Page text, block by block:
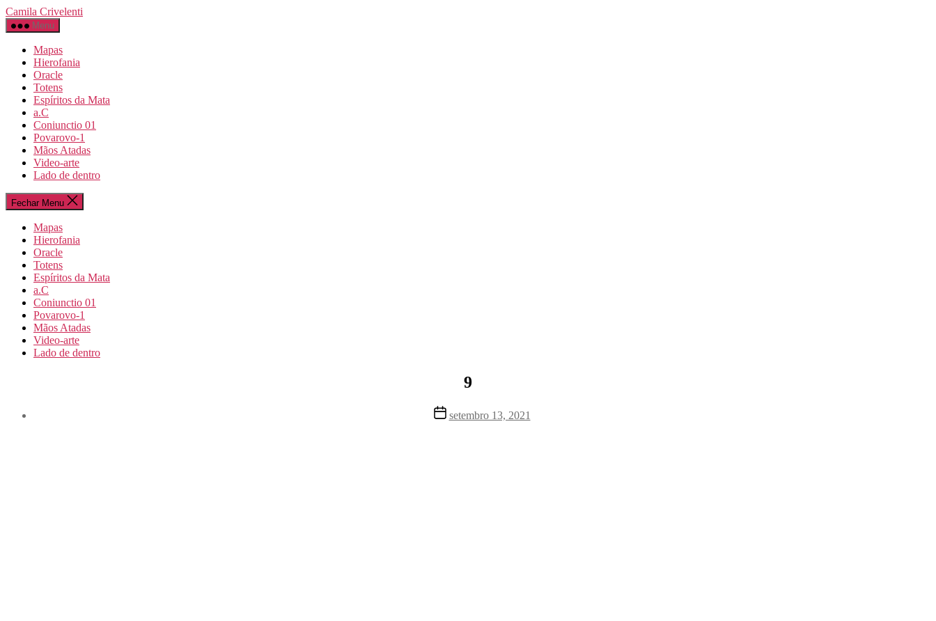
Camila Crivelenti
Menu
Mapas
Hierofania
Oracle
Totens
Espíritos da Mata
a.C
Coniunctio 01
Povarovo-1
Mãos Atadas
Video-arte
Lado de dentro
Fechar Menu
Mapas
Hierofania
Oracle
Totens
Espíritos da Mata
a.C
Coniunctio 01
Povarovo-1
Mãos Atadas
Video-arte
Lado de dentro
9
setembro 13, 2021